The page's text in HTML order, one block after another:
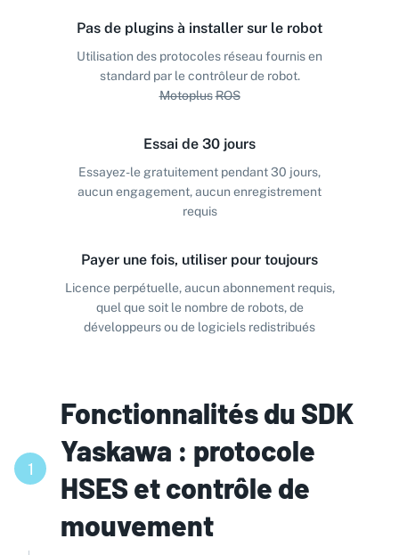
Pas de plugins à installer sur le robot
Utilisation des protocoles réseau fournis en
standard par le contrôleur de robot.
MotoplusROS
Essai de 30 jours
Essayez-le gratuitement pendant 30 jours,
aucun engagement, aucun enregistrement
requis
Payer une fois, utiliser pour toujours
Licence perpétuelle, aucun abonnement requis,
quel que soit le nombre de robots, de
développeurs ou de logiciels redistribués
1
Fonctionnalités du SDK
Yaskawa : protocole
HSES et contrôle de
mouvement